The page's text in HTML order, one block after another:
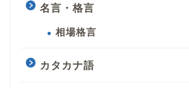
名言・格言
相場格言
カタカナ語